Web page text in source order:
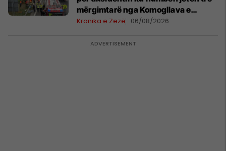
mërgimtarë nga Komogllava e
Ferizajt
Kronika e Zezë 06/08/2026